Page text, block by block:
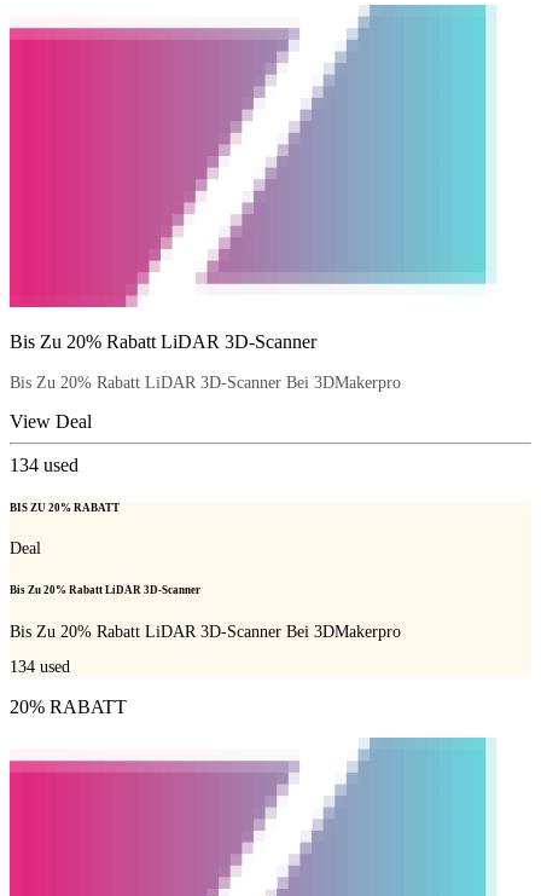
Bis Zu 20% Rabatt LiDAR 3D-Scanner
Bis Zu 20% Rabatt LiDAR 3D-Scanner Bei 3DMakerpro
View Deal
134 used
BIS ZU 20% RABATT
Deal
Bis Zu 20% Rabatt LiDAR 3D-Scanner
Bis Zu 20% Rabatt LiDAR 3D-Scanner Bei 3DMakerpro
134 used
20% RABATT